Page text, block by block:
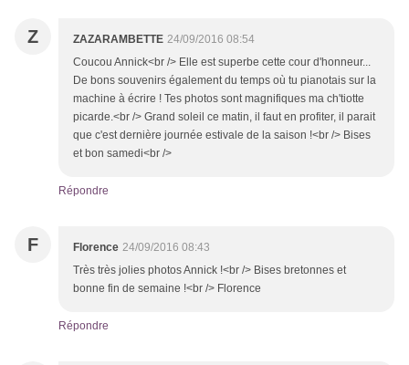
Z ZAZARAMBETTE 24/09/2016 08:54
Coucou Annick<br /> Elle est superbe cette cour d'honneur...
De bons souvenirs également du temps où tu pianotais sur la
machine à écrire ! Tes photos sont magnifiques ma ch'tiotte
picarde.<br /> Grand soleil ce matin, il faut en profiter, il parait
que c'est dernière journée estivale de la saison !<br /> Bises
et bon samedi<br />
Répondre
F Florence 24/09/2016 08:43
Très très jolies photos Annick !<br /> Bises bretonnes et
bonne fin de semaine !<br /> Florence
Répondre